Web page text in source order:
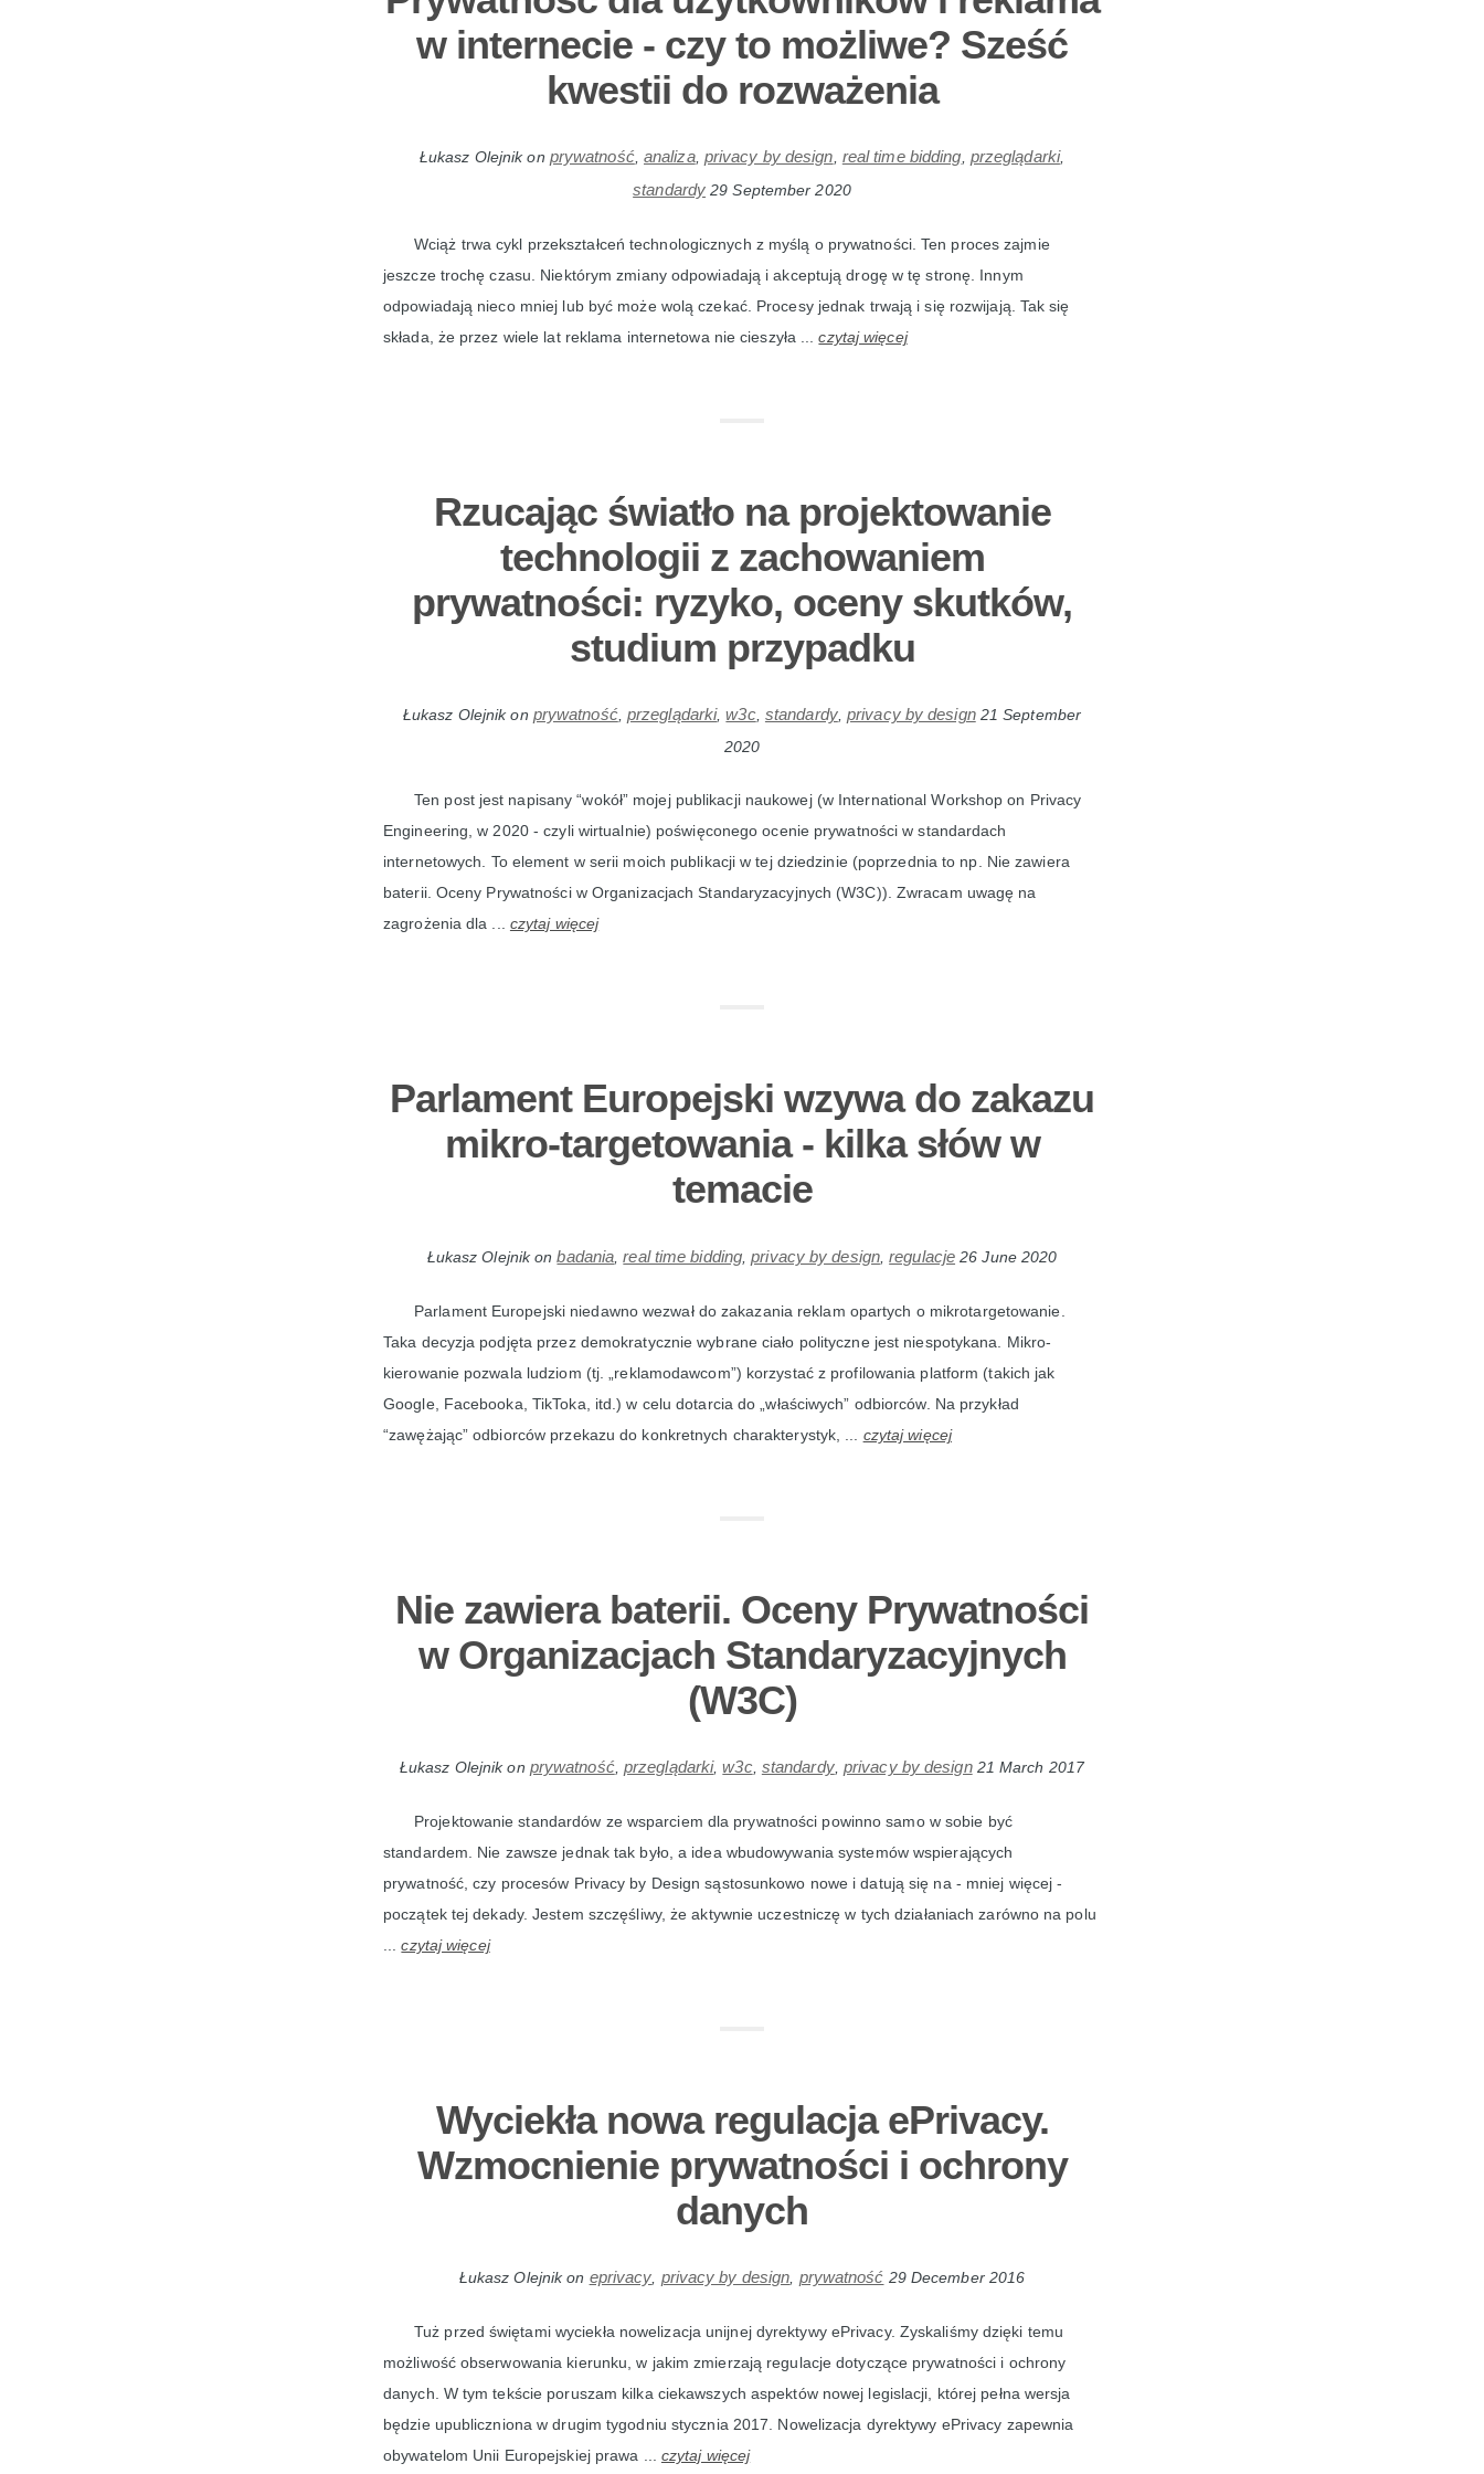
w internecie - czy to możliwe? Sześć
kwestii do rozważenia
Łukasz Olejnikon prywatność, analiza, privacy by design real time bidding przeglądarki,
standardy 29 September 2020
Wciąż trwa cykl przekształceń technologicznych z myślą o prywatności. Ten proces zajmie
jeszcze trochę czasu. Niektórym zmiany odpowiadają i akceptują drogę w tę stronę. Innym
odpowiadają nieco mniej lub być może wolą czekać. Procesy jednak trwają i się rozwijają. Tak się
składa, że przez wiele lat reklama internetowa nie cieszyła ...czytaj więcej
Rzucając światło na projektowanie
technologii z zachowaniem
prywatności: ryzyko, oceny skutków,
studium przypadku
Łukasz Olejnikon prywatność, przeglądarki,w3c, standardy,privacy by design 21 September
2020
Ten post jest napisany “wokół” mojej publikacji naukowej (w International Workshop on Privacy
Engineering, w 2020 - czyli wirtualnie) poświęconego ocenie prywatności w standardach
internetowych. To element w serii moich publikacji w tej dziedzinie (poprzednia to np. Nie zawiera
baterii. Oceny Prywatności w Organizacjach Standaryzacyjnych (W3C)). Zwracam uwagę na
zagrożenia dla ... czytaj więcej
Parlament Europejski wzywa do zakazu
mikro-targetowania - kilka słów w
temacie
Łukasz Olejnikonbadania ,real time bidding ,privacy by design,regulacje 26 June 2020
Parlament Europejski niedawno wezwał do zakazania reklam opartych o mikrotargetowanie.
Taka decyzja podjęta przez demokratycznie wybrane ciało polityczne jest niespotykana. Mikro-
kierowanie pozwala ludziom (tj. „reklamodawcom”) korzystać z profilowania platform (takich jak
Google, Facebooka, TikToka, itd.) w celu dotarcia do „właściwych” odbiorców. Na przykład
“zawężając” odbiorców przekazu do konkretnych charakterystyk, ... czytaj więcej
Nie zawiera baterii. Oceny Prywatności
w Organizacjach Standaryzacyjnych
(W3C)
Łukasz Olejnikon prywatność, przeglądarki,w3c, standardy, privacy by design 21 March 2017
Projektowanie standardów ze wsparciem dla prywatności powinno samo w sobie być
standardem. Nie zawsze jednak tak było, a idea wbudowywania systemów wspierających
prywatność, czy procesów Privacy by Design sąstosunkowo nowe i datują się na - mniej więcej -
początek tej dekady. Jestem szczęśliwy, że aktywnie uczestniczę w tych działaniach zarówno na polu
...czytaj więcej
Wyciekła nowa regulacja ePrivacy.
Wzmocnienie prywatności i ochrony
danych
Łukasz Olejnikon eprivacy privacy by design prywatność 29 December 2016
Tuż przed świętami wyciekła nowelizacja unijnej dyrektywy ePrivacy. Zyskaliśmy dzięki temu
możliwość obserwowania kierunku, w jakim zmierzają regulacje dotyczące prywatności i ochrony
danych. W tym tekście poruszam kilka ciekawszych aspektów nowej legislacji, której pełna wersja
będzie upubliczniona w drugim tygodniu stycznia 2017. Nowelizacja dyrektywy ePrivacy zapewnia
obywatelom Unii Europejskiej prawa ... czytaj więcej